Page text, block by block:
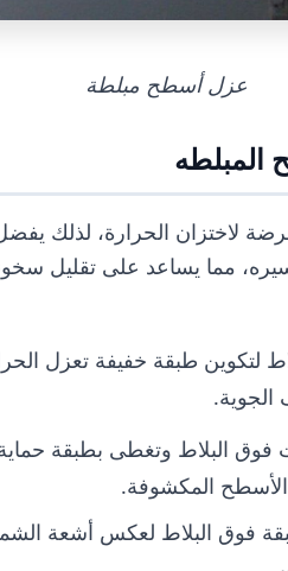
عزل أسطح مبلطة
المبلطه
لاختزان الحرارة، لذلك
مما يساعد على تقليل
لتكوين طبقة خفيفة تعزل
الجوية.
فوق البلاط وتغطى بطبقة
المكشوفة.
فوق البلاط لعكس أشعة